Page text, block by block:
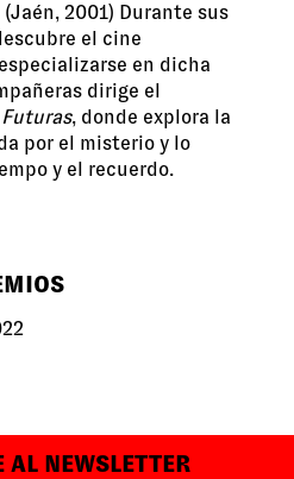
2001) Durante sus
el cine
en dicha
dirige el
, donde explora la
por el misterio y lo
y el recuerdo.
AL NEWSLETTER